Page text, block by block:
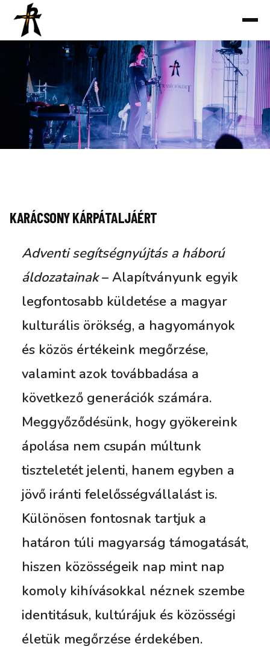
tartalomhoz
KARÁCSONY KÁRPÁTALJÁÉRT
Adventi segítségnyújtás a háború
áldozatainak– Alapítványunk egyik
legfontosabb küldetése a magyar
kulturális örökség, a hagyományok
és közös értékeink megőrzése,
valamint azok továbbadása a
következő generációk számára.
Meggyőződésünk, hogy gyökereink
ápolása nem csupán múltunk
tiszteletét jelenti, hanem egyben a
jövő iránti felelősségvállalást is.
Különösen fontosnak tartjuk a
határon túli magyarság támogatását,
hiszen közösségeik nap mint nap
komoly kihívásokkal néznek szembe
identitásuk, kultúrájuk és közösségi
életük megőrzése érdekében.